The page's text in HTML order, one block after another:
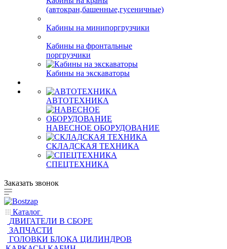
Кабины на грейдеры
Кабины на катки
Кабины на краны
(автокран,башенные,гусеничные)
Кабины на фронтальные
поргрузчики
Кабины на экскаваторы
АВТОТЕХНИКА
НАВЕСНОЕ ОБОРУДОВАНИЕ
СПЕЦТЕХНИКА
Заказать звонок